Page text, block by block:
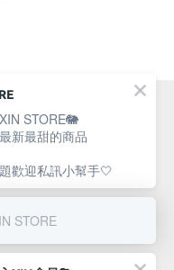
STORE🐘
新最甜的商品
歡迎私訊小幫手🤍
STORE